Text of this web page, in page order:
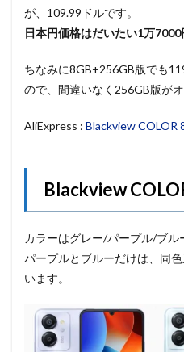
が、109.99ドルです。
日本円価格はだいたい1万7000
ちなみに8GB+256GB版でも
ので、間違いなく256GB版がオ
AliExpress : Blackview COLOR
Blackview
カラーはグレー/パープル/ブル
パープルとブルーだけは、同
います。